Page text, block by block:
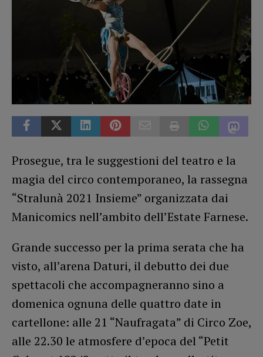
Prosegue, tra le suggestioni del teatro e la
magia del circo contemporaneo, la rassegna
“Stralunà 2021 Insieme” organizzata dai
Manicomics nell’ambito dell’Estate Farnese.
Grande successo per la prima serata che ha
visto, all’arena Daturi, il debutto dei due
spettacoli che accompagneranno sino a
domenica ognuna delle quattro date in
cartellone: alle 21 “Naufragata” di Circo Zoe,
alle 22.30 le atmosfere d’epoca del “Petit